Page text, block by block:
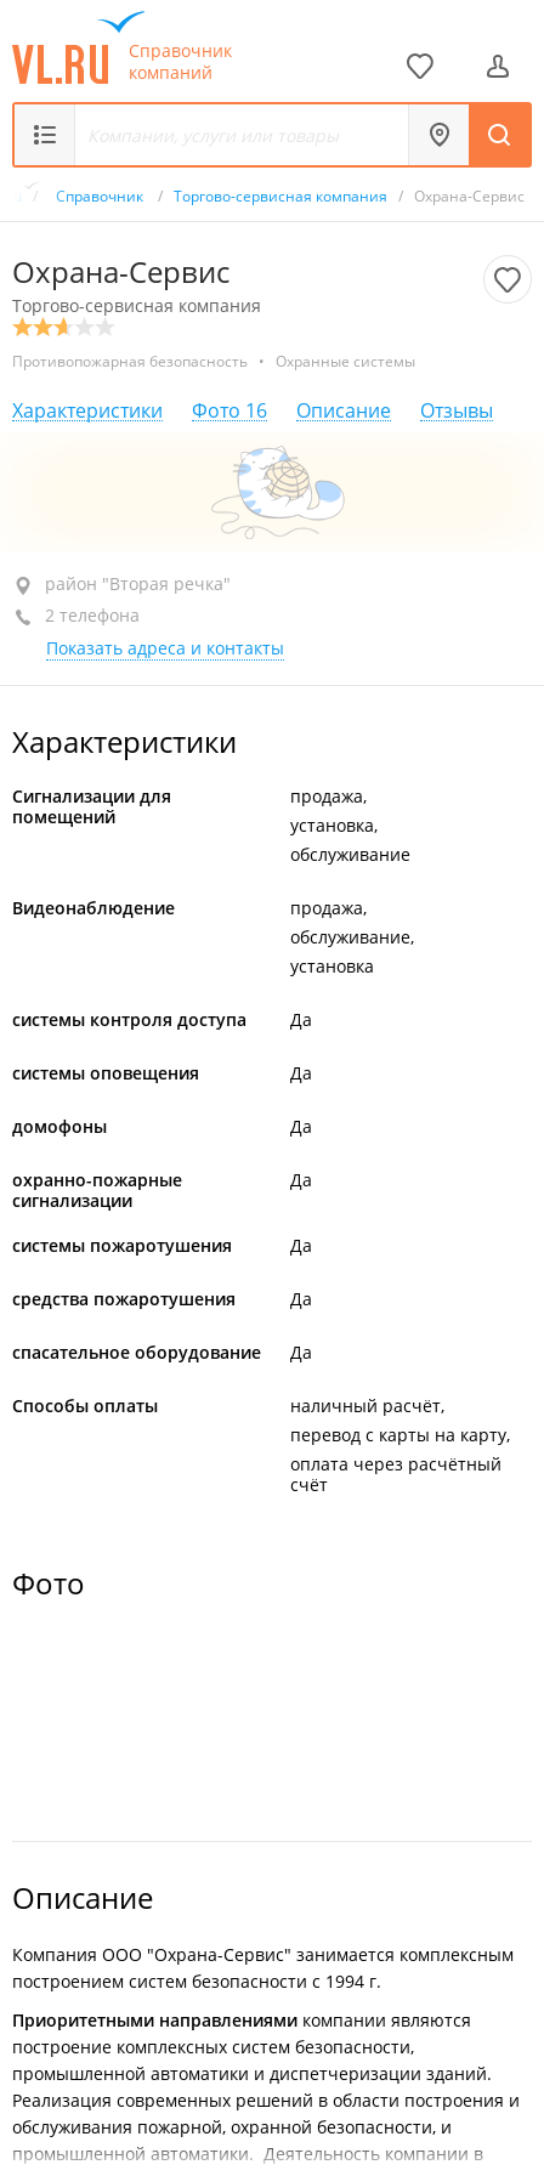
Справочник
компаний
/ Справочник / Торгово-сервисная компания / Охрана-Сервис
Охрана-Сервис
Торгово-сервисная компания
Противопожарная безопасность • Охранные системы
Характеристики Фото 16 Описание Отзывы
район "Вторая речка", ул. Кирова, 23
оф. 213
+7 (423) 278-34-98
открыто: 09:00–17:00
район "Вторая речка"
2 телефона
Показать адреса и контакты
Характеристики
Сигнализации для
помещений
продажа
установка
обслуживание
Видеонаблюдение
продажа
обслуживание
установка
системы контроля доступа Да
системы оповещения Да
домофоны Да
охранно-пожарные
сигнализации
Да
системы пожаротушения Да
средства пожаротушения Да
спасательное оборудование Да
Способы оплаты
наличный расчёт
перевод с карты на карту
оплата через расчётный
счёт
Фото
Описание
Компания ООО "Охрана-Сервис" занимается комплексным
построением систем безопасности с 1994 г.
Приоритетными направлениями компании являются
построение комплексных систем безопасности,
промышленной автоматики и диспетчеризации зданий.
Реализация современных решений в области построения и
обслуживания пожарной, охранной безопасности, и
промышленной автоматики. Деятельность компании в